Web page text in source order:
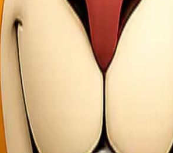
ini membantu pengirim
pick up barang untuk wilayah Jakarta
lain: